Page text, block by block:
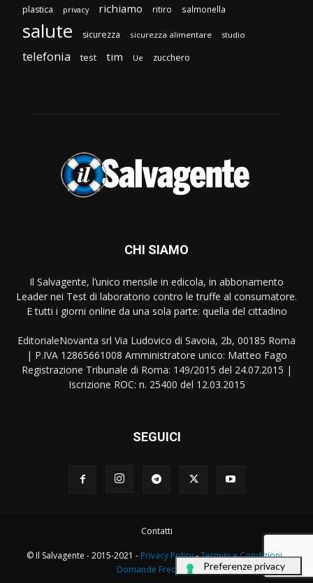
plastica privacy richiamo ritiro salmonella
salute sicurezza sicurezza alimentare studio
telefonia test tim Ue zucchero
CHI SIAMO
Il Salvagente, l’unico mensile in edicola, in abbonamento
Leader nei Test di laboratorio contro le truffe al consumatore.
E tutti i giorni online da una sola parte: quella del cittadino
EditorialeNovanta srl Via Ludovico di Savoia, 2b, 00185 Roma
| P.IVA 12865661008 Amministratore unico: Matteo Fago
Registrazione Tribunale di Roma: 149/2015 del 24.07.2015 |
Iscrizione ROC: n. 25400 del 12.03.2015
SEGUICI
Contatti
© Il Salvagente - 2015-2021 - Privacy Policy-Termini e Condizioni-
Domande Frequenti